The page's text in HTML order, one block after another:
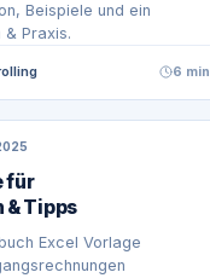
Beispiele und ein
& Praxis.
6 min
für
& Tipps
Excel Vorlage